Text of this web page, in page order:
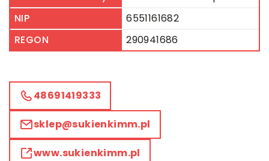
NIP
6551161682
REGON
290941686
48691419333
sklep@sukienkimm.pl
www.sukienkimm.pl